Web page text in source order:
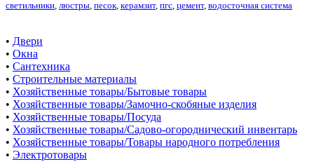
светильники, люстры, песок, керамзит, пгс, цемент, водосточная система
• Двери
• Окна
• Сантехника
• Строительные материалы
• Хозяйственные товары/Бытовые товары
• Хозяйственные товары/Замочно-скобяные изделия
• Хозяйственные товары/Посуда
• Хозяйственные товары/Садово-огороднический инвентарь
• Хозяйственные товары/Товары народного потребления
• Электротовары